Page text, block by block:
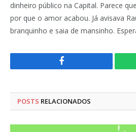
dinheiro público na Capital. Parece
por que o amor acabou. Já avisava
branquinho e saia de mansinho.
Facebook
POSTS RELACIONADOS